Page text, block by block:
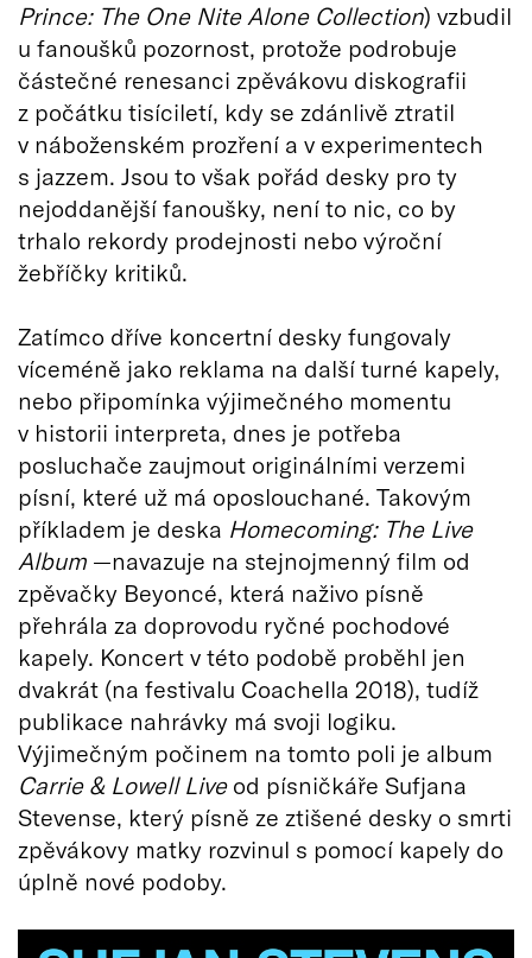
Prince: The One Nite Alone Collection) vzbudil
u fanoušků pozornost, protože podrobuje
částečné renesanci zpěvákovu diskografii
z počátku tisíciletí, kdy se zdánlivě ztratil
v náboženském prozření a v experimentech
s jazzem. Jsou to však pořád desky pro ty
nejoddanější fanoušky, není to nic, co by
trhalo rekordy prodejnosti nebo výroční
žebříčky kritiků.
Zatímco dříve koncertní desky fungovaly
víceméně jako reklama na další turné kapely,
nebo připomínka výjimečného momentu
v historii interpreta, dnes je potřeba
posluchače zaujmout originálními verzemi
písní, které už má oposlouchané. Takovým
příkladem je deska Homecoming: The Live
Album —navazuje na stejnojmenný film od
zpěvačky Beyoncé, která naživo písně
přehrála za doprovodu ryčné pochodové
kapely. Koncert v této podobě proběhl jen
dvakrát (na festivalu Coachella 2018), tudíž
publikace nahrávky má svoji logiku.
Výjimečným počinem na tomto poli je album
Carrie & Lowell Liveod písničkáře Sufjana
Stevense, který písně ze ztišené desky o smrti
zpěvákovy matky rozvinul s pomocí kapely do
úplně nové podoby.